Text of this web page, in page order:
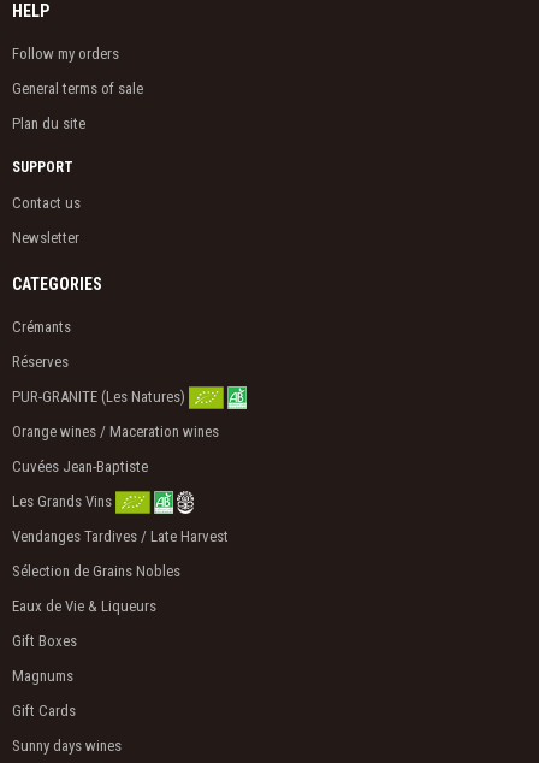
HELP
Follow my orders
General terms of sale
Plan du site
SUPPORT
Contact us
Newsletter
CATEGORIES
Crémants
Réserves
PUR-GRANITE (Les Natures)
Orange wines / Maceration wines
Cuvées Jean-Baptiste
Les Grands Vins
Vendanges Tardives / Late Harvest
Sélection de Grains Nobles
Eaux de Vie & Liqueurs
Gift Boxes
Magnums
Gift Cards
Sunny days wines